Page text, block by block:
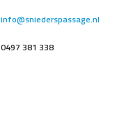
info@sniederspassage.nl
0497 381 338